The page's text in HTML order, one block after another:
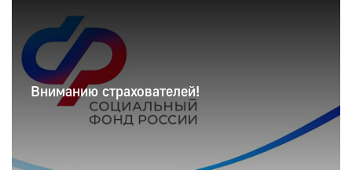
Вниманию страхователей!